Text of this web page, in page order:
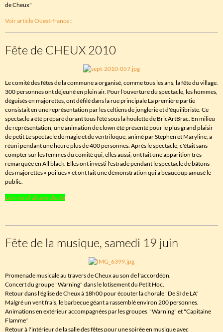
de Cheux"
Voir article Ouest-france:
Fête de CHEUX 2010
Le comité des fêtes de la commune a organisé, comme tous les ans, la fête du village.
300 personnes ont déjeuné en plein air. Pour l'ouverture du spectacle, les hommes,
déguisés en majorettes, ont défilé dans la rue principale La première partie
consistait en une représentation par les celtiens de jonglerie et d'équilibriste. Ce
spectacle a été préparé durant tous l'été sous la houlette de BricArtBrac. En milieu
de représentation, une animation de clown été présenté pour le plus grand plaisir
de petit Le spectacle de magie et de ventriloque, animé par Stephen et Maryline, a
réuni pendant une heure plus de 400 personnes. Après le spectacle, c'était sans
compter sur les femmes du comité qui, elles aussi, ont fait une apparition très
remarquée en All black. Elles ont investi l'estrade pendant le spectacle de bâtons
des majorettes « poilues » et ont fait une démonstration qui a beaucoup amusé le
public.
Lien vers l'album photo
Fête de la musique, samedi 19 juin
Promenade musicale au travers de Cheux au son de l'accordéon.
Concert du groupe "Warning" dans le lotisement du Petit Hoc.
Retour dans l'église de Cheux à 18h00 pour écouter la chorale "De SI de LA"
Malgré un vent frais, le barbecue géant a rassemblé environ 200 personnes.
Animations en extérieur accompagnées par les groupes "Warning" et "Capitaine
Flamme"
Retour à l'intérieur de la salle des fêtes pour une soirée en musique avec